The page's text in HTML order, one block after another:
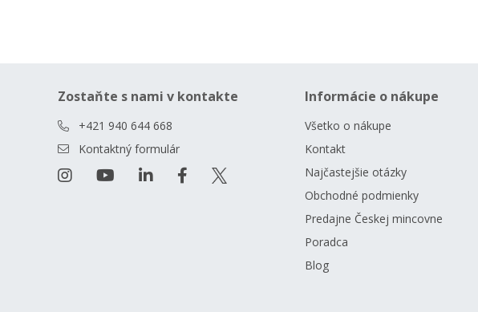
Zostaňte s nami v kontakte
+421 940 644 668
Kontaktný formulár
Informácie o nákupe
Všetko o nákupe
Kontakt
Najčastejšie otázky
Obchodné podmienky
Predajne Českej mincovne
Poradca
Blog